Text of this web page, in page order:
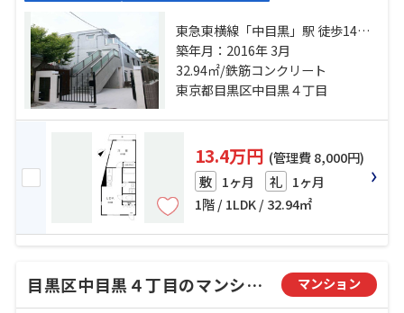
東急東横線「中目黒」駅 徒歩14分
山手線「目黒」駅 徒歩15分 東急東
横線「祐天寺」駅 徒歩18分
築年月：2016年 3月
32.94㎡/鉄筋コンクリート
東京都目黒区中目黒４丁目
13.4万円 (管理費 8,000円)
敷 1ヶ月 礼 1ヶ月
1階 / 1LDK / 32.94㎡
目黒区中目黒４丁目のマンション マンション